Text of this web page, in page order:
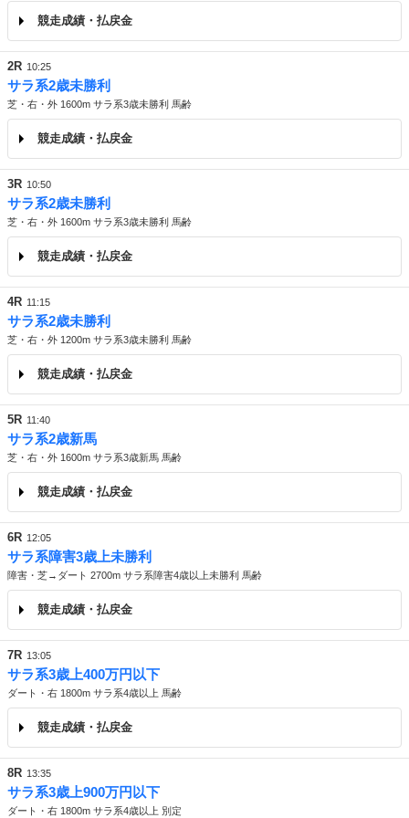
競走成績・払戻金
2R 10:25
サラ系2歳未勝利
芝・右・外 1600m サラ系3歳未勝利 馬齢
競走成績・払戻金
3R 10:50
サラ系2歳未勝利
芝・右・外 1600m サラ系3歳未勝利 馬齢
競走成績・払戻金
4R 11:15
サラ系2歳未勝利
芝・右・外 1200m サラ系3歳未勝利 馬齢
競走成績・払戻金
5R 11:40
サラ系2歳新馬
芝・右・外 1600m サラ系3歳新馬 馬齢
競走成績・払戻金
6R 12:05
サラ系障害3歳上未勝利
障害・芝→ダート 2700m サラ系障害4歳以上未勝利 馬齢
競走成績・払戻金
7R 13:05
サラ系3歳上400万円以下
ダート・右 1800m サラ系4歳以上 馬齢
競走成績・払戻金
8R 13:35
サラ系3歳上900万円以下
ダート・右 1800m サラ系4歳以上 別定